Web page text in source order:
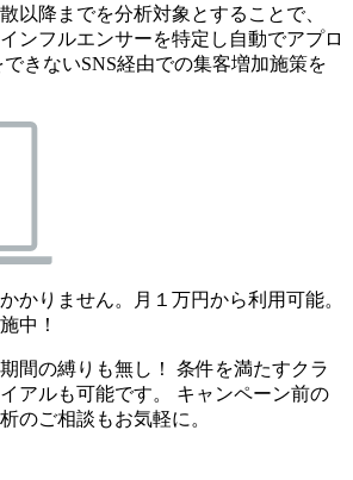
以降までを分析対象とすることで、
ンフルエンサーを特定し自動でアプロ
きないSNS経由での集客増加施策を
かりません。月１万円から利用可能。
中！
間の縛りも無し！ 条件を満たすクラ
アルも可能です。 キャンペーン前の
のご相談もお気軽に。